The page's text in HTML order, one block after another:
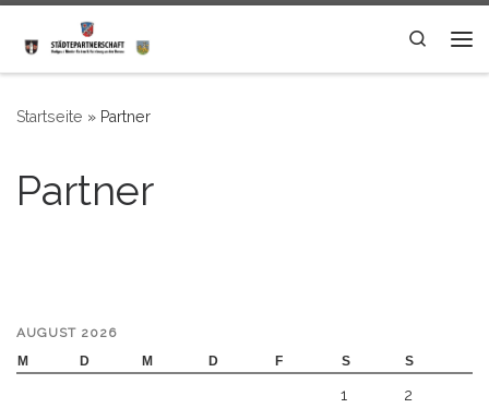
Zum Inhalt springen
Search
Startseite » Partner
Partner
AUGUST 2026
M
D M D F S S
1 2